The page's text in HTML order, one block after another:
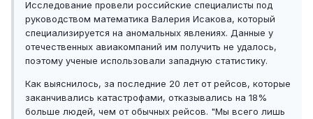
Исследование провели российские специалисты под
руководством математика Валерия Исакова, который
специализируется на аномальных явлениях. Данные у
отечественных авиакомпаний им получить не удалось,
поэтому ученые использовали западную статистику.
Как выяснилось, за последние 20 лет от рейсов, которые
заканчивались катастрофами, отказывались на 18%
больше людей, чем от обычных рейсов. "Мы всего лишь